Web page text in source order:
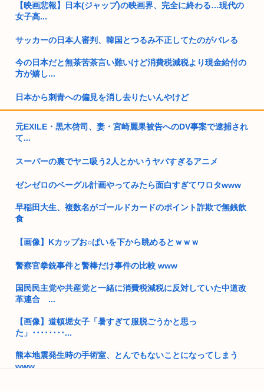
【映画悲報】日本(ジャップ)の映画界、完全に終わる…現代の
女子高...
サッカーの日本人審判、韓国とつるみ不正してたのがバレる
今の日本だと無茶苦茶言い難いけど消費税減税より現金給付の
方が嬉し...
日本から刺青への偏見を消し去りたいんやけど
嬢「腰振りゆっくりだったね❤」ぼく「あはは…」
サウジアラビアから米国への石油輸出がゼロにー過去40年間で
高...
イスラエル高官「日本よ、原爆式典とか被害者面やめね？中国
人虐殺し...
氷河期世代『ルッキズムが一番酷かったのは00年代、こういう
童貞は必ず3のパルを選んでしまう画像www
元れいわ議員の大石あきこ、活動停止
物価...
元EXILE・黒木啓司、妻・宮崎麗果被告へのDV事案で逮捕され
て...
スーパーの裏でヤニ吸う2人とかいうヤバすぎるアニメ
ゼンゼロのベーグル計画やってみたら面白すぎてワロタwww
早稲田大生、複数名がゴールドカードのポイント詐欺で無銭飲
食
【画像】Kカップお○ぱいを下から眺めるとｗｗｗ
警察官拳銃事件と警棒だけ事件の比較 www
国民民主党や共産党と一緒に消費税減税に反対していた中道改
革連合 ...
【画像】道頓堀女子「暑すぎて服脱ごうかと思っ
た」････････...
熊本地震発生時の手術室、とんでもないことになってしまう
www